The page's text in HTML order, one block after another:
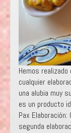
Hemos
cualquier
una alubia muy
es un producto
Pax
segunda